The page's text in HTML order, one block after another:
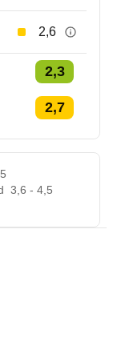
2,6
2,3
2,7
3,6 - 4,5